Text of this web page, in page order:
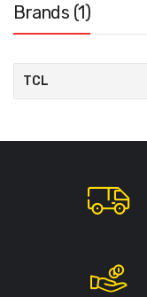
Brands (1)
TCL